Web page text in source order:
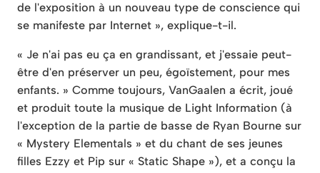
de l'exposition à un nouveau type de conscience qui
se manifeste par Internet », explique-t-il.
« Je n'ai pas eu ça en grandissant, et j'essaie peut-
être d'en préserver un peu, égoïstement, pour mes
enfants. » Comme toujours, VanGaalen a écrit, joué
et produit toute la musique de Light Information (à
l'exception de la partie de basse de Ryan Bourne sur
« Mystery Elementals » et du chant de ses jeunes
filles Ezzy et Pip sur « Static Shape »), et a conçu la